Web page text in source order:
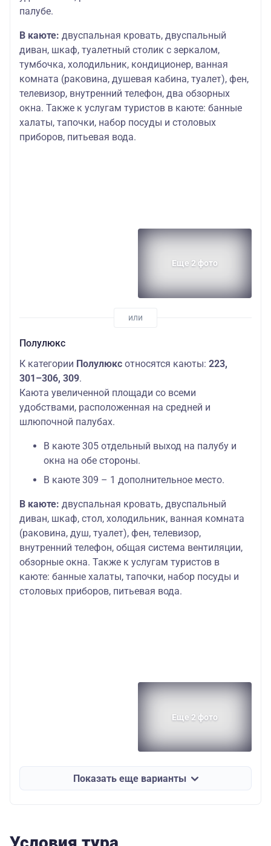
палубе.
В каюте: двуспальная кровать, двуспальный
диван, шкаф, туалетный столик с зеркалом,
тумбочка, холодильник, кондиционер, ванная
комната (раковина, душевая кабина, туалет), фен,
телевизор, внутренний телефон, два обзорных
окна. Также к услугам туристов в каюте: банные
халаты, тапочки, набор посуды и столовых
приборов, питьевая вода.
Еще 2 фото
Полулюкс
К категории Полулюкс относятся каюты: 223,
301–306, 309.
Каюта увеличенной площади со всеми
удобствами, расположенная на средней и
шлюпочной палубах.
В каюте 305 отдельный выход на палубу и
окна на обе стороны.
В каюте 309 – 1 дополнительное место.
В каюте: двуспальная кровать, двуспальный
диван, шкаф, стол, холодильник, ванная комната
(раковина, душ, туалет), фен, телевизор,
внутренний телефон, общая система вентиляции,
обзорные окна. Также к услугам туристов в
каюте: банные халаты, тапочки, набор посуды и
столовых приборов, питьевая вода.
Еще 2 фото
Показать еще варианты